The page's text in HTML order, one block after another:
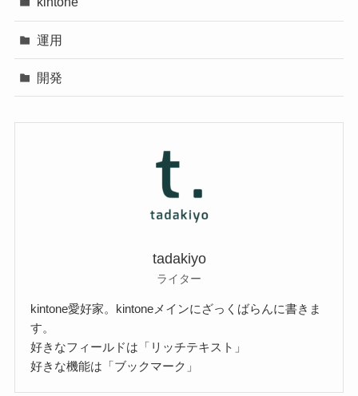
運用
開発
tadakiyo
ライター
kintone愛好家。kintoneメインにざっくばらんに書きま
す。
好きなフィールドは「リッチテキスト」
好きな機能は「ブックマーク」